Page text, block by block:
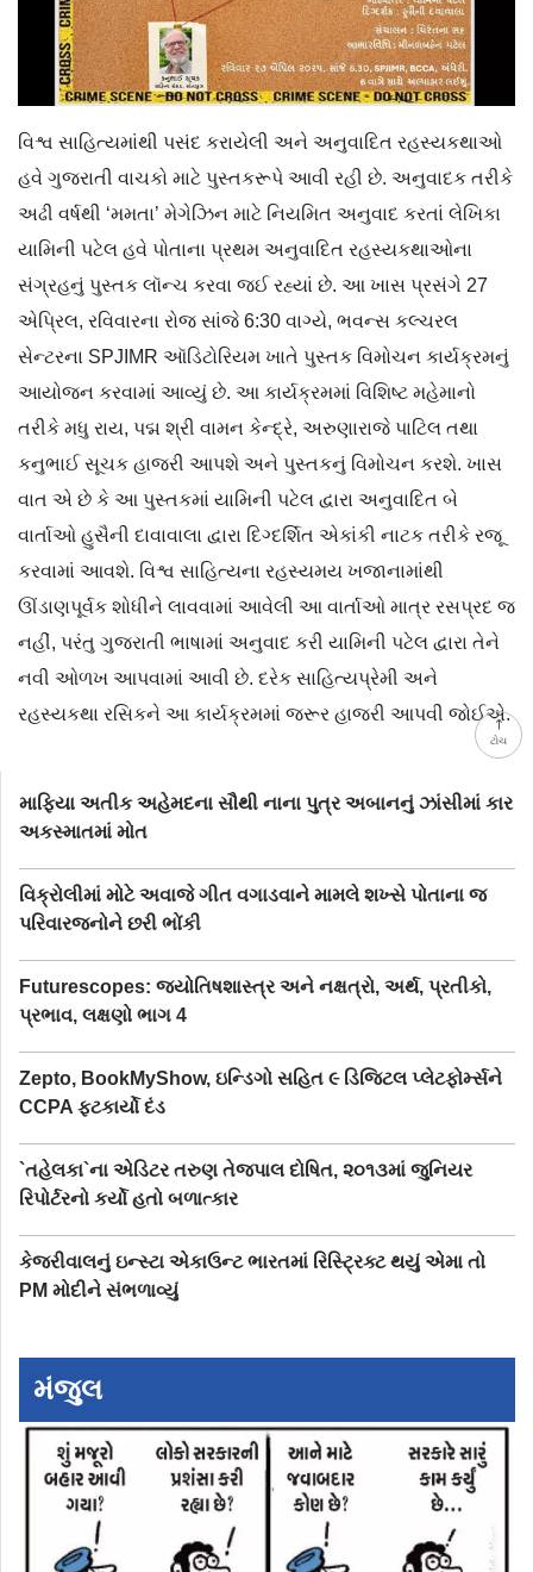
ટોચ
વિશ્વ સાહિત્યમાંથી પસંદ કરાયેલી અને અનુવાદિત રહસ્યકથાઓ
હવે ગુજરાતી વાચકો માટે પુસ્તકરૂપે આવી રહી છે. અનુવાદક તરીકે
અઢી વર્ષથી ‘મમતા’ મેગેઝિન માટે નિયમિત અનુવાદ કરતાં લેખિકા
યામિની પટેલ હવે પોતાના પ્રથમ અનુવાદિત રહસ્યકથાઓના
સંગ્રહનું પુસ્તક લૉન્ચ કરવા જઈ રહ્યાં છે. આ ખાસ પ્રસંગે 27
એપ્રિલ, રવિવારના રોજ સાંજે 6:30 વાગ્યે, ભવન્સ કલ્ચરલ
સેન્ટરના SPJIMR ઑડિટોરિયમ ખાતે પુસ્તક વિમોચન કાર્યક્રમનું
આયોજન કરવામાં આવ્યું છે. આ કાર્યક્રમમાં વિશિષ્ટ મહેમાનો
તરીકે મધુ રાય, પદ્મ શ્રી વામન કેન્દ્રે, અરુણારાજે પાટિલ તથા
કનુભાઈ સૂચક હાજરી આપશે અને પુસ્તકનું વિમોચન કરશે. ખાસ
વાત એ છે કે આ પુસ્તકમાં યામિની પટેલ દ્વારા અનુવાદિત બે
વાર્તાઓ હુસૈની દાવાવાલા દ્વારા દિગ્દર્શિત એકાંકી નાટક તરીકે રજૂ
કરવામાં આવશે. વિશ્વ સાહિત્યના રહસ્યમય ખજાનામાંથી
ઊંડાણપૂર્વક શોધીને લાવવામાં આવેલી આ વાર્તાઓ માત્ર રસપ્રદ જ
નહીં, પરંતુ ગુજરાતી ભાષામાં અનુવાદ કરી યામિની પટેલ દ્વારા તેને
નવી ઓળખ આપવામાં આવી છે. દરેક સાહિત્યપ્રેમી અને
રહસ્યકથા રસિકને આ કાર્યક્રમમાં જરૂર હાજરી આપવી જોઈએ.
માફિયા અતીક અહેમદના સૌથી નાના પુત્ર અબાનનું ઝાંસીમાં કાર
અકસ્માતમાં મોત
વિક્રોલીમાં મોટે અવાજે ગીત વગાડવાને મામલે શખ્સે પોતાના જ
પરિવારજનોને છરી ભોંકી
Futurescopes: જ્યોતિષશાસ્ત્ર અને નક્ષત્રો, અર્થ, પ્રતીકો,
પ્રભાવ, લક્ષણો ભાગ 4
Zepto, BookMyShow, ઇન્ડિગો સહિત ૯ ડિજિટલ પ્લેટફોર્મ્સને
CCPA ફટકાર્યો દંડ
`તહેલકા`ના એડિટર તરુણ તેજપાલ દોષિત, ૨૦૧૩માં જુનિયર
રિપોર્ટરનો કર્યો હતો બળાત્કાર
કેજરીવાલનું ઇન્સ્ટા એકાઉન્ટ ભારતમાં રિસ્ટ્રિક્ટ થયું એમા તો
PM મોદીને સંભળાવ્યું
મંજુલ